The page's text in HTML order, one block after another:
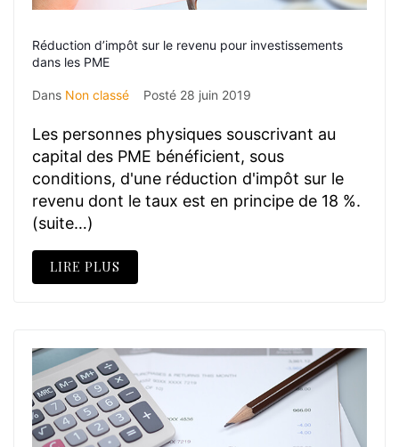
Réduction d’impôt sur le revenu pour investissements
dans les PME
Dans Non classé Posté 28 juin 2019
Les personnes physiques souscrivant au
capital des PME bénéficient, sous
conditions, d'une réduction d'impôt sur le
revenu dont le taux est en principe de 18 %.
(suite…)
LIRE PLUS